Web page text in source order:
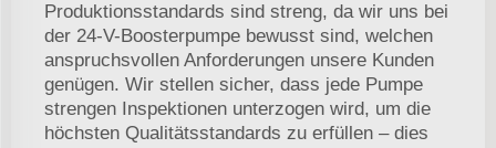
Produktionsstandards sind streng, da wir uns bei
der 24-V-Boosterpumpe bewusst sind, welchen
anspruchsvollen Anforderungen unsere Kunden
genügen. Wir stellen sicher, dass jede Pumpe
strengen Inspektionen unterzogen wird, um die
höchsten Qualitätsstandards zu erfüllen – dies